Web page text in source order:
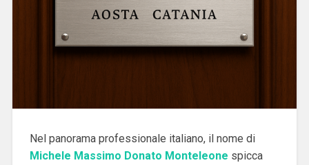
Nel panorama professionale italiano, il nome di
Michele Massimo Donato Monteleone spicca